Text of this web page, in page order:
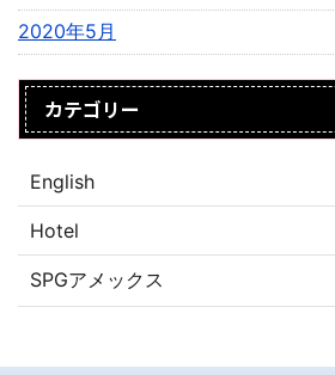
2020年5月
カテゴリー
English
Hotel
SPGアメックス